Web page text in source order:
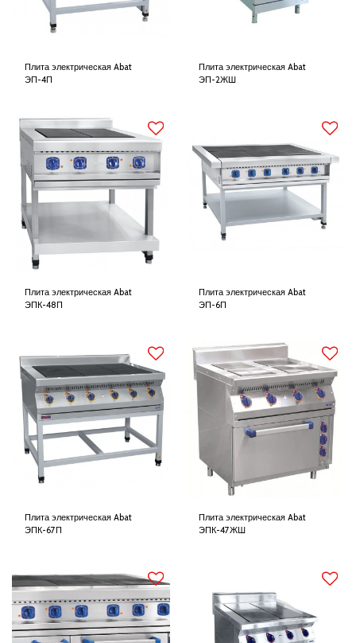
Плита электрическая Abat
ЭП-4П
Плита электрическая Abat
ЭП-2ЖШ
Плита электрическая Abat
ЭПК-48П
Плита электрическая Abat
ЭП-6П
Плита электрическая Abat
ЭПК-67П
Плита электрическая Abat
ЭПК-47ЖШ